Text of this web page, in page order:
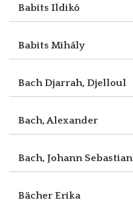
Babits Ildikó
Babits Mihály
Bach Djarrah, Djelloul
Bach, Alexander
Bach, Johann Sebastian
Bächer Erika